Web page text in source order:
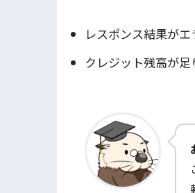
レスポンス結果が
クレジット残高が